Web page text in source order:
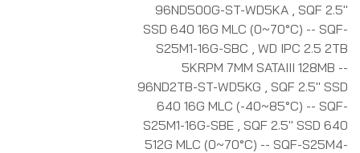
96ND500G-ST-WD5KA SQF 2.5"
SSD 640 16G MLC (0~70°C) -- SQF-
S25M1-16G-SBC
WD IPC 2.5 2TB
5KRPM 7MM SATAIII 128MB --
96ND2TB-ST-WD5KG
SQF 2.5" SSD
640 16G MLC (-40~85°C) -- SQF-
S25M1-16G-SBE SQF 2.5" SSD 640
512G MLC (0~70°C) -- SQF-S25M4-